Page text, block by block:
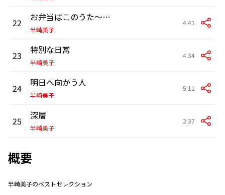
22 お弁当ばこのうた～あなたへのお手紙～
半崎美子
4:41
23 特別な日常
半崎美子
4:34
24 明日へ向かう人
半崎美子
5:11
25 深層
半崎美子
2:37
概要
半崎美子のベストセレクション